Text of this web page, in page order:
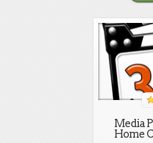
Media
Home